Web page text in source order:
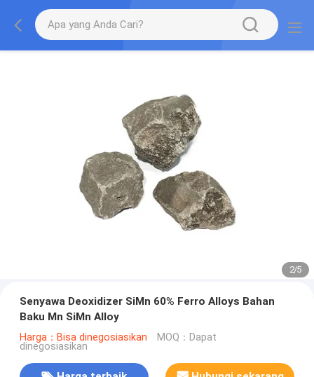
2/5
Senyawa Deoxidizer SiMn 60% Ferro Alloys Bahan
Baku Mn SiMn Alloy
Harga：Bisa dinegosiasikan MOQ：Dapat
dinegosiasikan